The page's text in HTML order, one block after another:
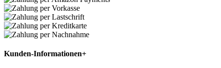
Kunden-Informationen+